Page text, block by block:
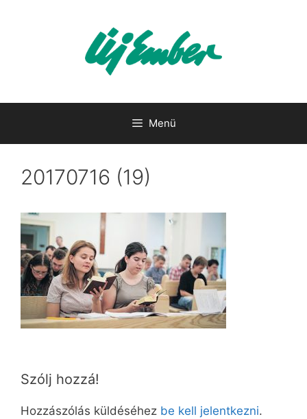
Menü
20170716 (19)
Szólj hozzá!
Hozzászólás küldéséhez be kell jelentkezni.